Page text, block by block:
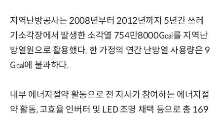
지역난방공사는 2008년부터 2012년까지 5년간 쓰레
기소각장에서 발생한 소각열 754만8000G㎈를 지역난
방열원으로 활용했다. 한 가정의 연간 난방열 사용량은 9
G㎈에 불과하다.
내부 에너지절약 활동으로 전 지사가 참여하는 에너지절
약 활동, 고효율 인버터 및 LED 조명 채택 등으로 총 169